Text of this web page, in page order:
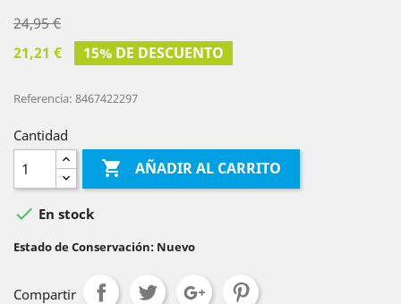
24,95 €
21,21 €
15% DE DESCUENTO
Referencia: 8467422297
Cantidad
 AÑADIR AL CARRITO
 En stock
Estado de Conservación: Nuevo
Compartir